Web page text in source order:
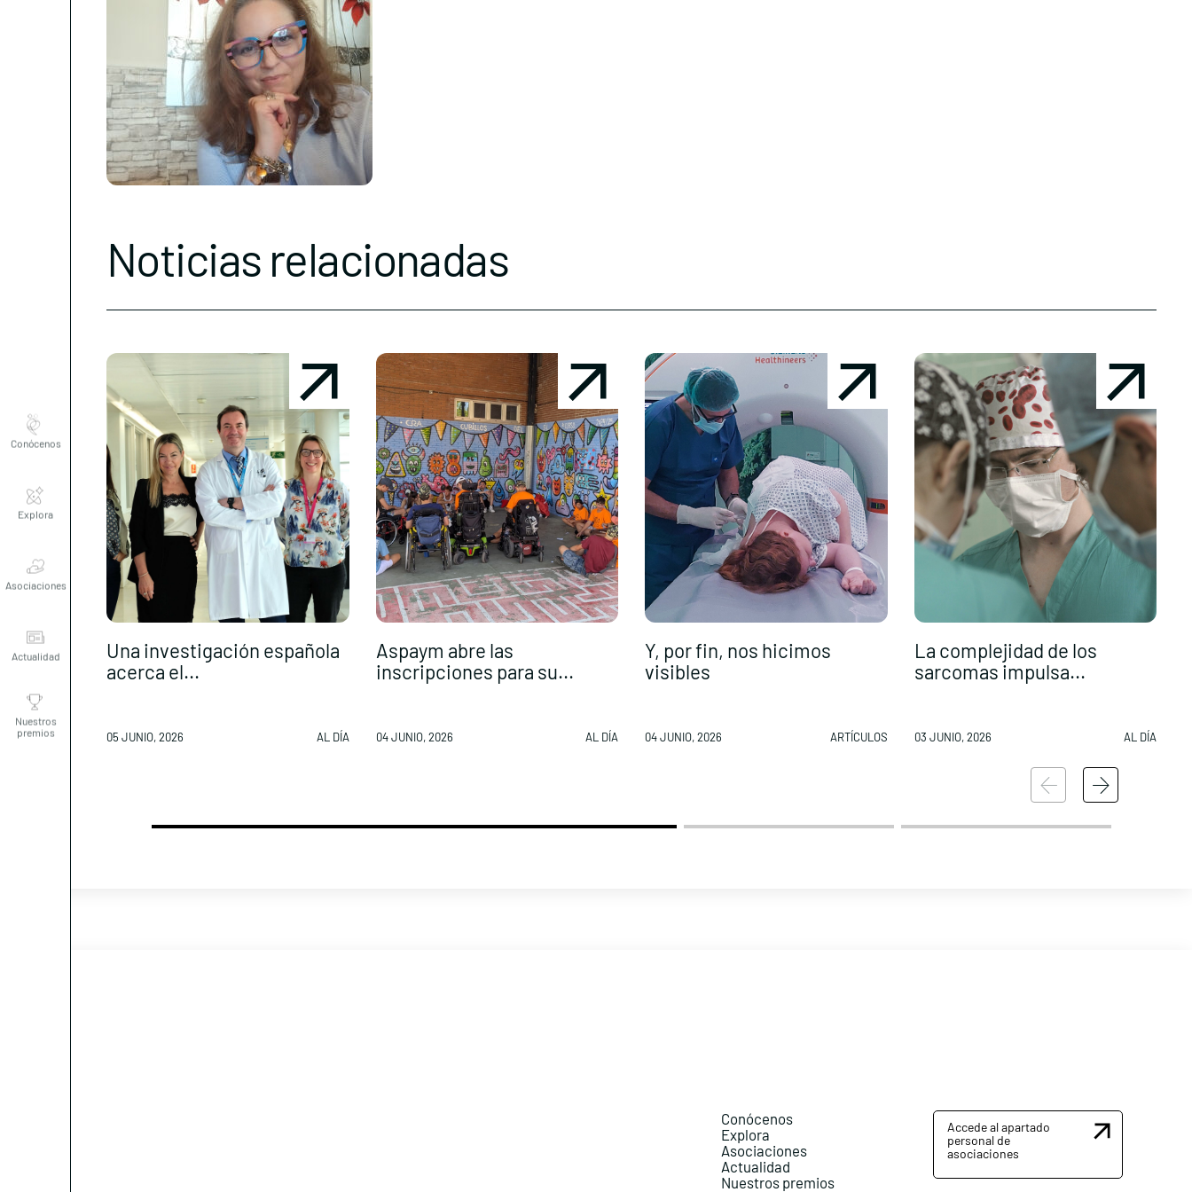
Conócenos
Explora
Asociaciones
Actualidad
Nuestros
premios
Noticias relacionadas
Una investigación española
acerca el...
05 JUNIO, 2026 AL DÍA
Aspaym abre las
inscripciones para su...
04 JUNIO, 2026 AL DÍA
Y, por fin, nos hicimos
visibles
04 JUNIO, 2026 ARTÍCULOS
La complejidad de los
sarcomas impulsa...
03 JUNIO, 2026 AL DÍA
Conócenos
Explora
Asociaciones
Actualidad
Nuestros premios
Accede al apartado
personal de
asociaciones